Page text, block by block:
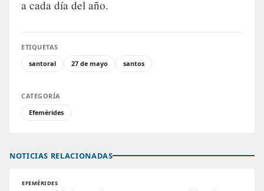
a cada día del año.
ETIQUETAS
santoral
27 de mayo santos
CATEGORÍA
Efemérides
NOTICIAS RELACIONADAS
EFEMÉRIDES